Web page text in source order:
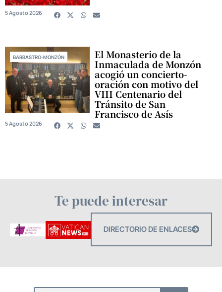
5 Agosto 2026
BARBASTRO-MONZÓN El Monasterio de la
Inmaculada de Monzón
acogió un concierto-
oración con motivo del
VIII Centenario del
Tránsito de San
Francisco de Asís
5 Agosto 2026
Te puede interesar
DIRECTORIO DE ENLACES